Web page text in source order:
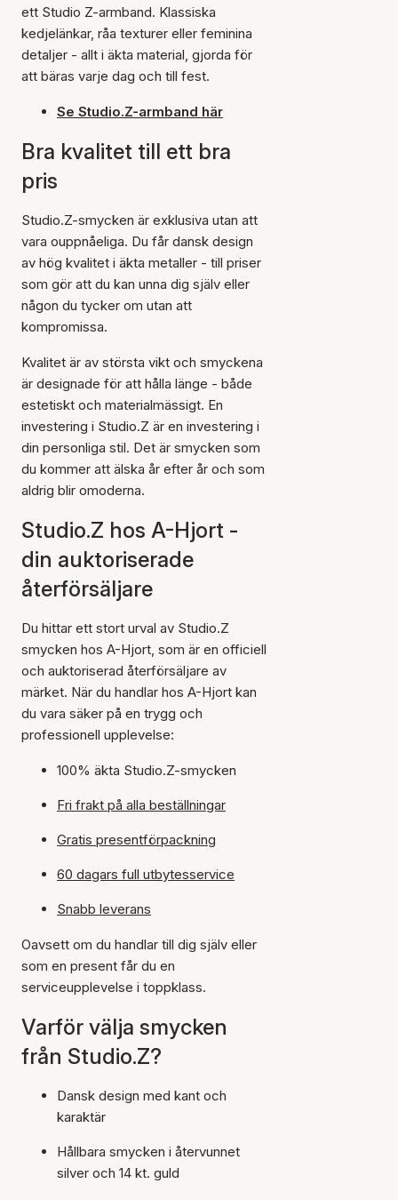
ett Studio Z-armband. Klassiska
kedjelänkar, råa texturer eller feminina
detaljer - allt i äkta material, gjorda för
att bäras varje dag och till fest.
Se Studio.Z-armband här
Bra kvalitet till ett bra
pris
Studio.Z-smycken är exklusiva utan att
vara ouppnåeliga. Du får dansk design
av hög kvalitet i äkta metaller - till priser
som gör att du kan unna dig själv eller
någon du tycker om utan att
kompromissa.
Kvalitet är av största vikt och smyckena
är designade för att hålla länge - både
estetiskt och materialmässigt. En
investering i Studio.Z är en investering i
din personliga stil. Det är smycken som
du kommer att älska år efter år och som
aldrig blir omoderna.
Studio.Z hos A-Hjort -
din auktoriserade
återförsäljare
Du hittar ett stort urval av Studio.Z
smycken hos A-Hjort, som är en officiell
och auktoriserad återförsäljare av
märket. När du handlar hos A-Hjort kan
du vara säker på en trygg och
professionell upplevelse:
100% äkta Studio.Z-smycken
Fri frakt på alla beställningar
Gratis presentförpackning
60 dagars full utbytesservice
Snabb leverans
Oavsett om du handlar till dig själv eller
som en present får du en
serviceupplevelse i toppklass.
Varför välja smycken
från Studio.Z?
Dansk design med kant och
karaktär
Hållbara smycken i återvunnet
silver och 14 kt. guld